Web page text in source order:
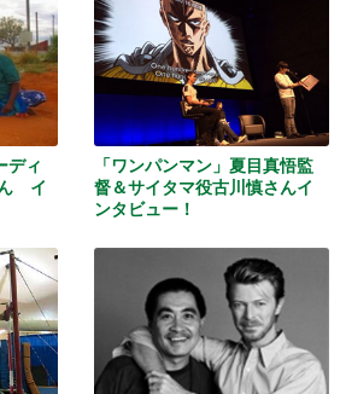
ディ
イ
ートと
「ワンパンマン」夏目真悟監
督＆サイタマ役古川慎さんイ
ンタビュー！
2016